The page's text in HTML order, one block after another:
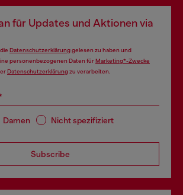
für Updates und Aktionen via
Datenschutzerklärunggelesen zu haben und
personenbezogenen Daten fürMarketing*-Zwecke
Datenschutzerklärungzu verarbeiten.
Damen Nicht spezifiziert
Subscribe